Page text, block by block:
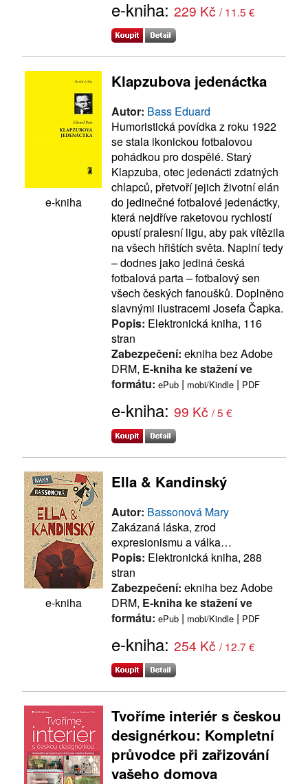
e-kniha: 229 Kč / 11.5 €
e-kniha
Klapzubova jedenáctka
Autor: Bass Eduard
Humoristická povídka z roku 1922
se stala ikonickou fotbalovou
pohádkou pro dospělé. Starý
Klapzuba, otec jedenácti zdatných
chlapců, přetvoří jejich životní elán
do jedinečné fotbalové jedenáctky,
která nejdříve raketovou rychlostí
opustí pralesní ligu, aby pak vítězila
na všech hřištích světa. Naplní tedy
– dodnes jako jediná česká
fotbalová parta – fotbalový sen
všech českých fanoušků. Doplněno
slavnými ilustracemi Josefa Čapka.
Popis: Elektronická kniha, 116
stran
Zabezpečení: ekniha bez Adobe
DRM, E-kniha ke stažení ve
formátu: ePub | mobi/Kindle | PDF
e-kniha: 99 Kč / 5 €
e-kniha
Ella & Kandinský
Autor: Bassonová Mary
Zakázaná láska, zrod
expresionismu a válka…
Popis: Elektronická kniha, 288
stran
Zabezpečení: ekniha bez Adobe
DRM, E-kniha ke stažení ve
formátu: ePub | mobi/Kindle | PDF
e-kniha: 254 Kč / 12.7 €
Tvoříme interiér s českou
designérkou: Kompletní
průvodce při zařizování
vašeho domova